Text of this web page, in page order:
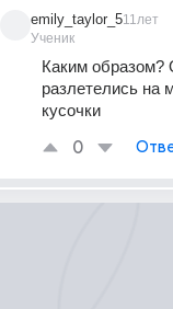
emily_taylor_5
Ученик
11лет
Каким образом?
разлетелись на
кусочки
0